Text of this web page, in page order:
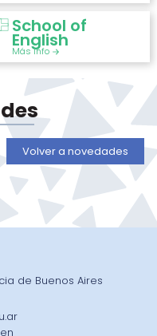
School of
English
Más info
Volver a novedades
de Buenos Aires